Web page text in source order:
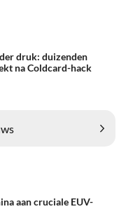
druk: duizenden
na Coldcard-hack
aan cruciale EUV-